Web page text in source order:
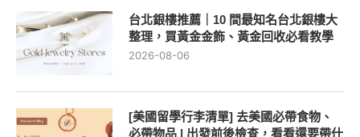
台北銀樓推薦｜10 間最知名台北銀樓大
整理，買黃金金飾、黃金回收必看教學
2026-08-06
[美國留學行李清單] 去美國必帶食物、
必帶物品 | 出發前後檢查，看看還要帶什